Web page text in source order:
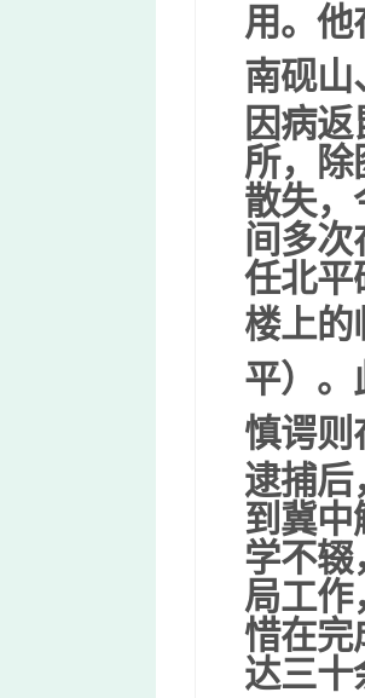
用。他
南砚山
因病
所，除
散失，
间多次
任北平
楼上的
平）。
慎谔则
逮捕后
到冀中
学不辍
局工作
惜在完
达三十